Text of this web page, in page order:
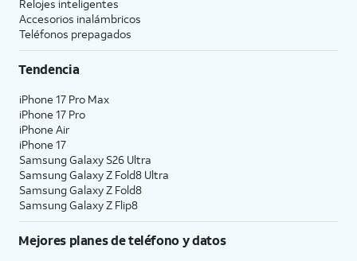
Relojes inteligentes
Accesorios inalámbricos
Teléfonos prepagados
Tendencia
iPhone 17 Pro Max
iPhone 17 Pro
iPhone Air
iPhone 17
Samsung Galaxy S26 Ultra
Samsung Galaxy Z Fold8 Ultra
Samsung Galaxy Z Fold8
Samsung Galaxy Z Flip8
Mejores planes de teléfono y datos